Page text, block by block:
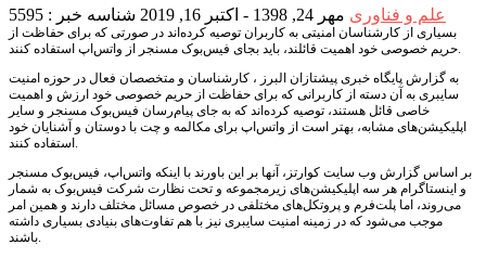
علم و فناوری مهر 24, 1398 - اکتبر 16, 2019 شناسه خبر : 5595
بسیاری از کارشناسان امنیتی به کاربران توصیه کرده‌اند در صورتی که برای حفاظت از
حریم خصوصی خود اهمیت قائلند، باید بجای فیس‌بوک مسنجر از واتس‌اپ استفاده کنند.
به گزارش پایگاه خبری پیشتازان البرز ، کارشناسان و متخصصان فعال در حوزه امنیت
سایبری به آن دسته از کاربرانی که برای حفاظت از حریم خصوصی خود ارزش و اهمیت
خاصی قائل هستند، توصیه کرده‌اند که به جای پیام‌رسان فیس‌بوک مسنجر و سایر
اپلیکیشن‌های مشابه، بهتر است از واتس‌اپ برای مکالمه و چت با دوستان و آشنایان خود
استفاده کنند.
بر اساس گزارش وب سایت کوارتز، آنها بر این باورند با اینکه واتس‌اپ، فیس‌بوک مسنجر
و اینستاگرام هر سه اپلیکیشن‌های زیرمجموعه و تحت نظارت شرکت فیس‌بوک به شمار
می‌روند، اما پلت‌فرم و پروتکل‌های مختلفی در خصوص مسائل مختلف دارند و همین امر
موجب می‌شود که در زمینه امنیت سایبری نیز با هم تفاوت‌های بنیادی بسیاری داشته
باشند.